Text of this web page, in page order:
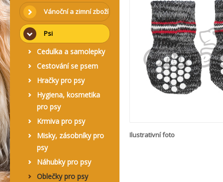
Vánoční a zimní zboží
Psi
Cedulka a samolepky
Cestování se psem
Hračky pro psy
Hygiena, kosmetika
pro psy
Krmiva pro psy
Misky, zásobníky pro
psy
Náhubky pro psy
Oblečky pro psy
Ilustrativní foto